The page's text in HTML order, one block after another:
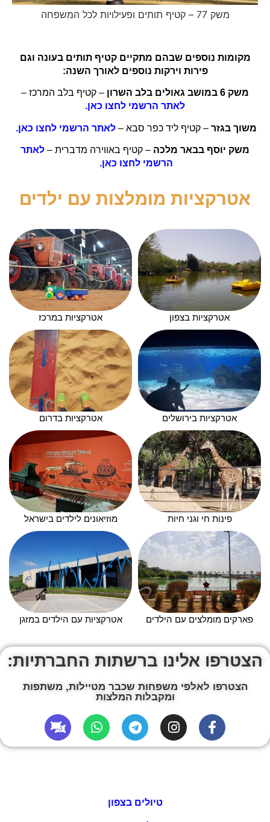
משק 77 – קטיף תותים ופעילויות לכל המשפחה
מקומות נוספים שבהם מתקיים קטיף תותים בעונה וגם
פירות וירקות נוספים לאורך השנה:
משק 6 במושב גאולים בלב השרון
– קטיף בלב המרכז –
לאתר הרשמי לחצו כאן.
משוך בגזר – קטיף ליד כפר סבא – לאתר הרשמי לחצו כאן.
משק יוסף בבאר מלכה – קטיף באווירה מדברית – לאתר
הרשמי לחצו כאן.
אטרקציות מומלצות עם ילדים
אטרקציות בצפון אטרקציות במרכז
אטרקציות בירושלים אטרקציות בדרום
פינות חי וגני חיות מוזיאונים לילדים בישראל
פארקים מומלצים עם הילדים אטרקציות עם הילדים במזגן
הצטרפו אלינו ברשתות החברתיות:
הצטרפו לאלפי משפחות שכבר מטיילות, משתפות
ומקבלות המלצות
טיולים בצפון